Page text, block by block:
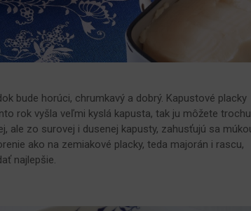
bude horúci, chrumkavý a dobrý. Kapustové placky
rok vyšla veľmi kyslá kapusta, tak ju môžete trochu
ale zo surovej i dusenej kapusty, zahusťujú sa
ako na zemiakové placky, teda majorán i rascu,
najlepšie.